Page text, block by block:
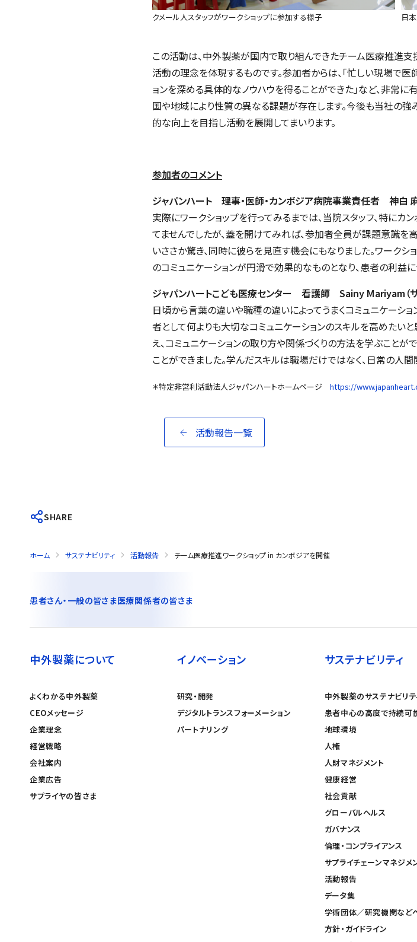
クメール人スタッフがワークショップに参加する様子 日
この活動は、中外製薬が国内で取り組んできたチーム医療推進支
活動の理念を体現するものです。参加者からは、「忙しい現場で
ョンを深める具体的なノウハウを得ることができた」など、非常
国や地域により性質の異なる課題が存在します。今後も当社の
的な向上を目指し活動を展開してまいります。
参加者のコメント
ジャパンハート 理事・医師・カンボジア病院事業責任者 神白
実際にワークショップを行ってみるまでは、当院スタッフ、特に
てませんでしたが、蓋を開けてみれば、参加者全員が課題意識を
いささか驚き、同時に彼らを見直す機会にもなりました。ワークシ
のコミュニケーションが円滑で効果的なものとなり、患者の利益
ジャパンハートこども医療センター 看護師 Sainy Mariyam（サ
日頃から言葉の違いや職種の違いによってうまくコミュニケーシ
者として何よりも大切なコミュニケーションのスキルを高めたい
え、コミュニケーションの取り方や関係づくりの方法を学ぶことが
ことができました。学んだスキルは職場だけではなく、日常の人
＊特定非営利活動法人ジャパンハートホームページ https://
活動報告一覧
SHARE
ホーム サステナビリティ 活動報告 チーム医療推進ワークショップ in カンボジアを開催
患者さん・一般の皆さま医療関係者の皆さま
中外製薬について
よくわかる中外製薬
CEOメッセージ
企業理念
経営戦略
会社案内
企業広告
サプライヤの皆さま
イノベーション
研究・開発
デジタルトランスフォーメーション
パートナリング
サステナビリティ
中外製薬のサステナビリテ
患者中心の高度で持続可
地球環境
人権
人財マネジメント
健康経営
社会貢献
グローバルヘルス
ガバナンス
倫理・コンプライアンス
サプライチェーンマネジメ
活動報告
データ集
学術団体／研究機関など
方針・ガイドライン